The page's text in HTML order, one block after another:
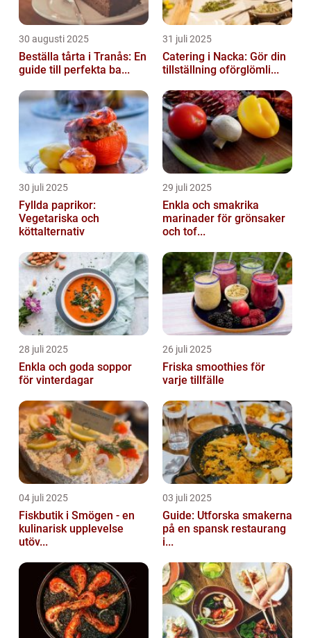
30 augusti 2025
Beställa tårta i Tranås: En
guide till perfekta ba...
31 juli 2025
Catering i Nacka: Gör din
tillställning oförglömli...
30 juli 2025
Fyllda paprikor:
Vegetariska och
köttalternativ
29 juli 2025
Enkla och smakrika
marinader för grönsaker
och tof...
28 juli 2025
Enkla och goda soppor
för vinterdagar
26 juli 2025
Friska smoothies för
varje tillfälle
04 juli 2025
Fiskbutik i Smögen - en
kulinarisk upplevelse
utöv...
03 juli 2025
Guide: Utforska smakerna
på en spansk restaurang
i...